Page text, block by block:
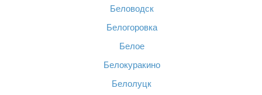
Беловодск
Белогоровка
Белое
Белокуракино
Белолуцк